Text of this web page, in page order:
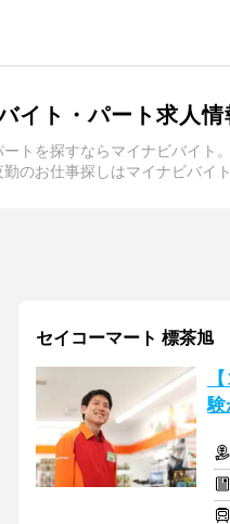
イト・パート求人情
トを探すならマイナビバイ
のお仕事探しはマイナビバイ
セイコーマート 標茶旭
験